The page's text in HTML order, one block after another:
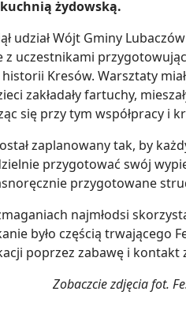
żydowską.
udział Wójt Gminy
z uczestnikami
Kresów. Warsztaty
zakładały fartuchy,
się przy tym współpracy i
zaplanowany tak, by
przygotować swój
przygotowane
najmłodsi
było częścią trwającego
poprzez zabawę i
Zobaczcie zdjęcia fot.